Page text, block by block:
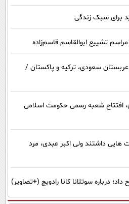
برای سبک زندگی
تشییع ابوالقاسم قاسم‌زاده
سعودی، ترکیه و پاکستان /
افتتاح شعبه رسمی حکومت اسلامی
داشتند ولی اکبر عبدی، مرد
درباره سوتلانا کانا رادویچ (+تصاویر)